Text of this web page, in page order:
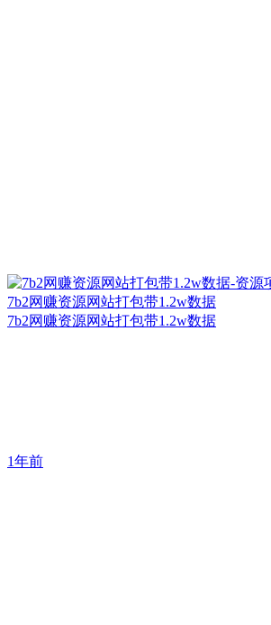
7b2网赚资源网站打包带1.2w数据
7b2网赚资源网站打包带1.2w数据
1年前